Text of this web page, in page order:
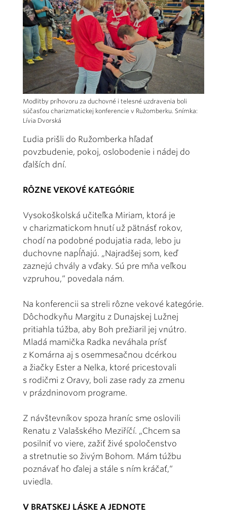
Modlitby príhovoru za duchovné i telesné uzdravenia boli
súčasťou charizmatickej konferencie v Ružomberku. Snímka:
Lívia Dvorská
Ľudia prišli do Ružomberka hľadať
povzbudenie, pokoj, oslobodenie i nádej do
ďalších dní.
RÔZNE VEKOVÉ KATEGÓRIE
Vysokoškolská učiteľka Miriam, ktorá je
v charizmatickom hnutí už pätnásť rokov,
chodí na podobné podujatia rada, lebo ju
duchovne napĺňajú. „Najradšej som, keď
zaznejú chvály a vďaky. Sú pre mňa veľkou
vzpruhou,“ povedala nám.
Na konferencii sa streli rôzne vekové kategórie.
Dôchodkyňu Margitu z Dunajskej Lužnej
pritiahla túžba, aby Boh prežiaril jej vnútro.
Mladá mamička Radka neváhala prísť
z Komárna aj s osemmesačnou dcérkou
a žiačky Ester a Nelka, ktoré pricestovali
s rodičmi z Oravy, boli zase rady za zmenu
v prázdninovom programe.
Z návštevníkov spoza hraníc sme oslovili
Renatu z Valašského Meziříčí. „Chcem sa
posilniť vo viere, zažiť živé spoločenstvo
a stretnutie so živým Bohom. Mám túžbu
poznávať ho ďalej a stále s ním kráčať,“
uviedla.
V BRATSKEJ LÁSKE A JEDNOTE